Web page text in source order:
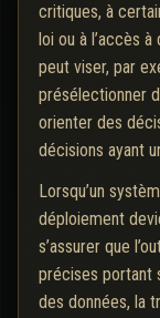
critiques, à
loi ou à l’accès
peut viser, par
présélectionner
orienter des
décisions ayant
Lorsqu’un
déploiement
s’assurer que
précises portant
des données, la